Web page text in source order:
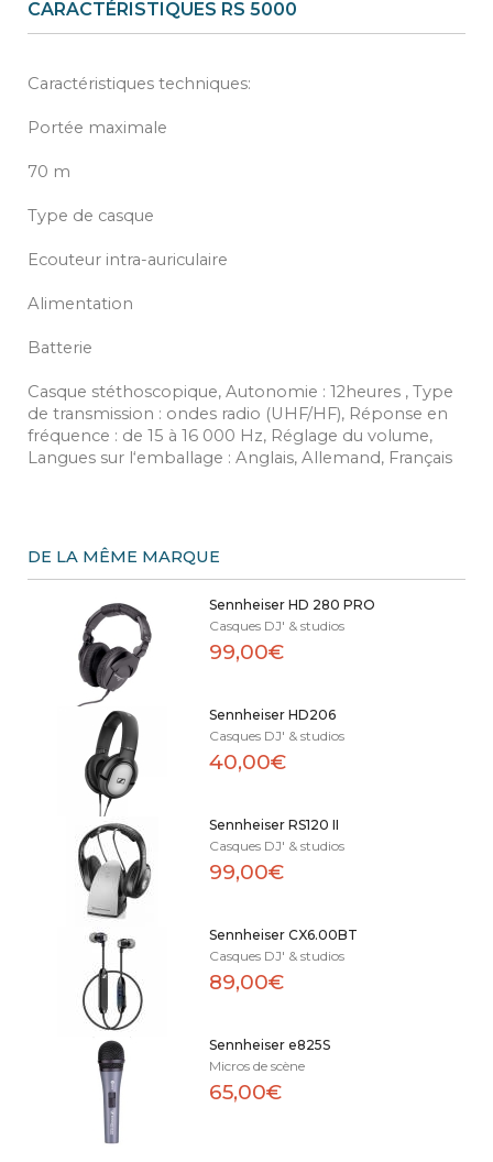
CARACTÉRISTIQUES RS 5000
Caractéristiques techniques:
Portée maximale
70 m
Type de casque
Ecouteur intra-auriculaire
Alimentation
Batterie
Casque stéthoscopique, Autonomie : 12heures , Type
de transmission : ondes radio (UHF/HF), Réponse en
fréquence : de 15 à 16 000 Hz, Réglage du volume,
Langues sur l‘emballage : Anglais, Allemand, Français
DE LA MÊME MARQUE
Sennheiser HD 280 PRO
Casques DJ' & studios
99,00€
Sennheiser HD206
Casques DJ' & studios
40,00€
Sennheiser RS120 II
Casques DJ' & studios
99,00€
Sennheiser CX6.00BT
Casques DJ' & studios
89,00€
Sennheiser e825S
Micros de scène
65,00€